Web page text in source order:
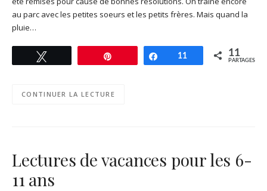
au parc avec les petites soeurs et les petits frères. Mais quand la
pluie…
Enregistrer Partagez
11 11
PARTAGES
CONTINUER LA LECTURE
Lectures de vacances pour les 6-
11 ans